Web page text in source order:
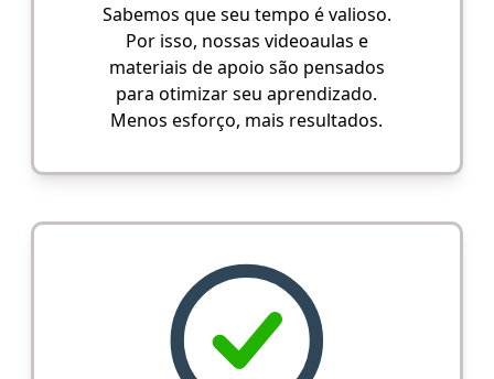
Sabemos que seu tempo é valioso.
Por isso, nossas videoaulas e
materiais de apoio são pensados
para otimizar seu aprendizado.
Menos esforço, mais resultados.